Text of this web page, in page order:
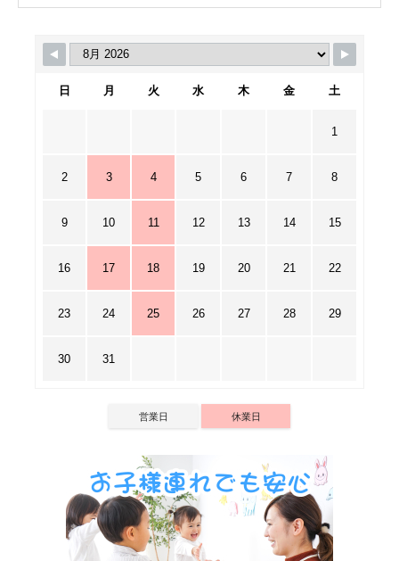
日 月 火 水 木 金 土
1
2 3 4 5 6 7 8
9 10 11 12 13 14 15
16 17 18 19 20 21 22
23 24 25 26 27 28 29
30 31
営業日 休業日